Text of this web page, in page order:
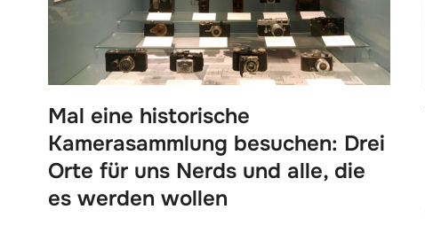
Mal eine historische
Kamerasammlung besuchen: Drei
Orte für uns Nerds und alle, die
es werden wollen